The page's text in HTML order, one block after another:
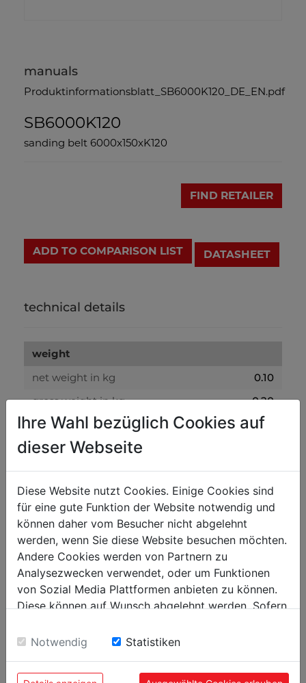
manuals
Produktinformationsblatt_SB6000K120_DE_EN.pdf
SB6000K120
sanding belt 6000x150xK120
FIND RETAILER
ADD TO COMPARISON LIST DATASHEET
technical details
weight
net weight in kg
0.10
gross weight in kg
0.20
packaging
packaging width in mm
400
packaging length in mm
700
general data
EAN code
9120058374968
PU in pieces
5
Ihre Wahl bezüglich Cookies auf
dieser Webseite
Diese Website nutzt Cookies. Einige Cookies sind
für eine gute Funktion der Website notwendig und
können daher vom Besucher nicht abgelehnt
werden, wenn Sie diese Website besuchen möchten.
Andere Cookies werden von Partnern zu
Analysezwecken verwendet, oder um Funktionen
von Sozial Media Plattformen anbieten zu können.
Diese können auf Wunsch abgelehnt werden. Sofern
Einwilligung zu unseren Cookies.
Notwendig Statistiken